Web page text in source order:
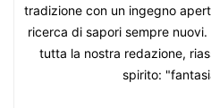
tradizione con un ingegno
ricerca di sapori sempre
tutta la nostra redazione,
spirito: